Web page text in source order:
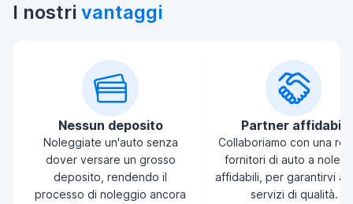
I nostri vantaggi
Nessun deposito
Noleggiate un'auto senza
dover versare un grosso
deposito, rendendo il
processo di noleggio ancora
Partner affidabili
Collaboriamo con una
fornitori di auto a
affidabili, per garantirvi
servizi di qualità.